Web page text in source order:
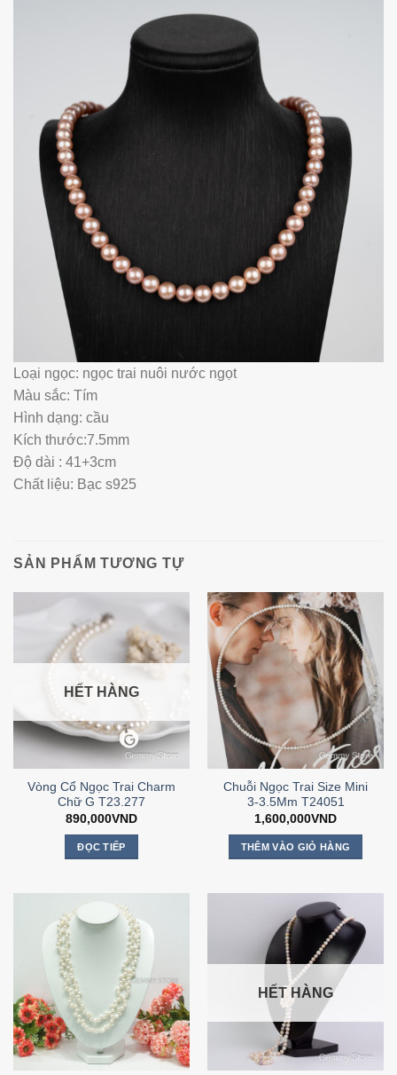
Loại ngọc: ngọc trai nuôi nước ngọt
Màu sắc: Tím
Hình dạng: cầu
Kích thước:7.5mm
Độ dài : 41+3cm
Chất liệu: Bạc s925
SẢN PHẨM TƯƠNG TỰ
HẾT HÀNG
Vòng Cổ Ngọc Trai Charm
Chữ G T23.277
890,000VND
ĐỌC TIẾP
Chuỗi Ngọc Trai Size Mini
3-3.5Mm T24051
1,600,000VND
THÊM VÀO GIỎ HÀNG
HẾT HÀNG